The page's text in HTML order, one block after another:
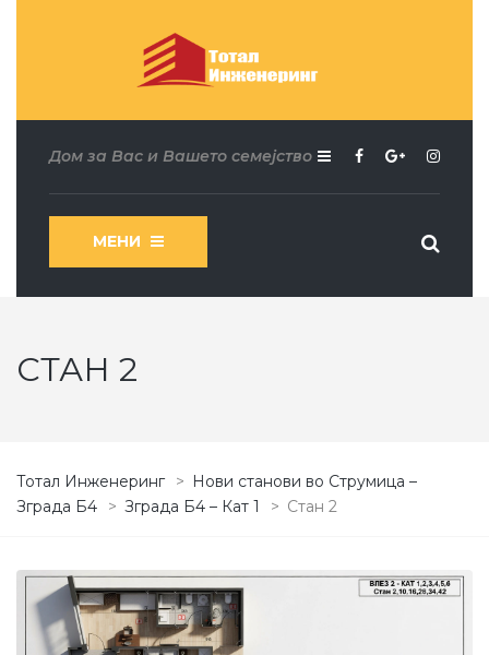
Дом за Вас и Вашето семејство
МЕНИ
СТАН 2
Тотал Инженеринг > Нови станови во Струмица –
Зграда Б4
> Зграда Б4 – Кат 1 > Стан 2